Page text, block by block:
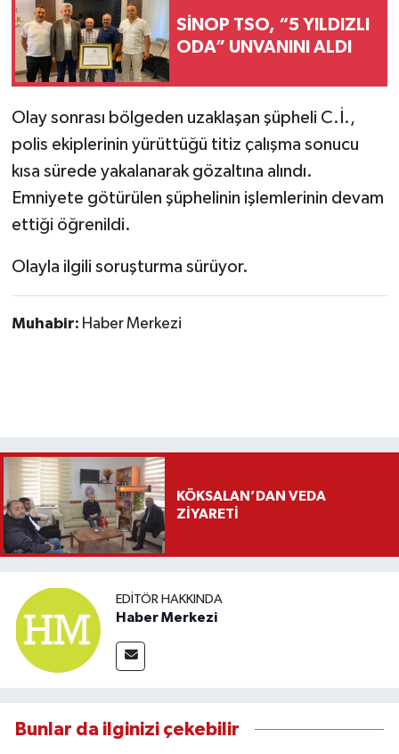
SİNOP TSO, “5 YILDIZLI
ODA” UNVANINI ALDI
Olay sonrası bölgeden uzaklaşan şüpheli C.İ.,
polis ekiplerinin yürüttüğü titiz çalışma sonucu
kısa sürede yakalanarak gözaltına alındı.
Emniyete götürülen şüphelinin işlemlerinin devam
ettiği öğrenildi.
Olayla ilgili soruşturma sürüyor.
Muhabir: Haber Merkezi
KÖKSALAN’DAN VEDA
ZİYARETİ
EDITÖR HAKKINDA
Haber Merkezi
Bunlar da ilginizi çekebilir